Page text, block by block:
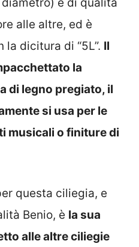
e di qualità
alle altre, ed è
dicitura di “5L”. Il
la
di legno pregiato, il
si usa per le
musicali o finiture di
questa ciliegia, e
Benio, è la sua
alle altre ciliegie